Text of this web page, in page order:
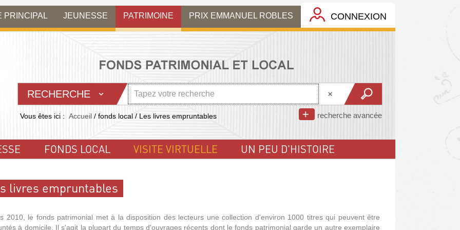
PRINCIPAL JEUNESSE PATRIMOINE PRIX EMMANUEL ROBLES CONNEXION
RECHERCHE
recherche avancée
Vous êtes ici : Accueil / fonds local / Les livres empruntables
FONDS LOCAL VISITE VIRTUELLE UN PEU D'HISTOIRE
livres empruntables
2010, le fonds patrimonial met à la disposition des lecteurs une collection d'environ 1000 titres qui peuvent être
à domicile. Il s'agit la plupart du temps d'ouvrages récents dont le fonds patrimonial garde un autre exemplaire